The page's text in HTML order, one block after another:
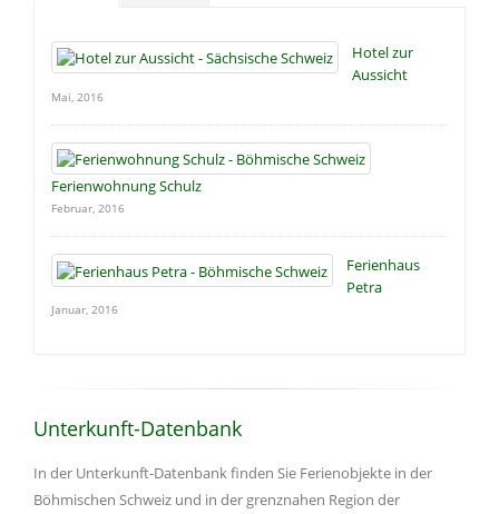
Hotel zur
Aussicht
Mai, 2016
Ferienwohnung Schulz
Februar, 2016
Ferienhaus
Petra
Januar, 2016
Unterkunft-Datenbank
In der Unterkunft-Datenbank finden Sie Ferienobjekte in der
Böhmischen Schweiz und in der grenznahen Region der